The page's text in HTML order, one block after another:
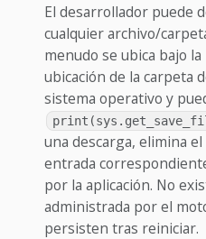
El desarrollador puede
cualquier archivo/
menudo se ubica bajo
ubicación de la carpeta
sistema operativo y
una descarga, elimina
entrada
por la aplicación. No
administrada por el
persisten tras reiniciar.